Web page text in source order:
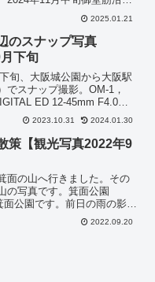
がらスナップ撮影。OM1
40mmF2.8 PROOM1
4...
2025.01.21
のスナップ写真
下旬
旬、大阪城公園から大阪駅
でスナップ撮影。OM-1，
ED 12-45mm F4.0
プ撮影スナップ写真は、
DIGITAL ED 12-45m...
2023.10.31 2024.01.30
策【観光写真2022年9
面の山へ行きました。その
の写真です。箕面公園
面公園です。前日の雨の影響
凄い。滝のしぶきで周辺は
いました。朝が早かったの
2022.09.20